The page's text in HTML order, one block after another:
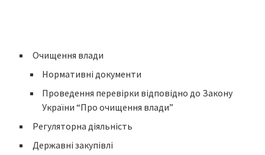
Очищення влади
Нормативні документи
Проведення перевірки відповідно до Закону
України “Про очищення влади”
Регуляторна діяльність
Державні закупівлі